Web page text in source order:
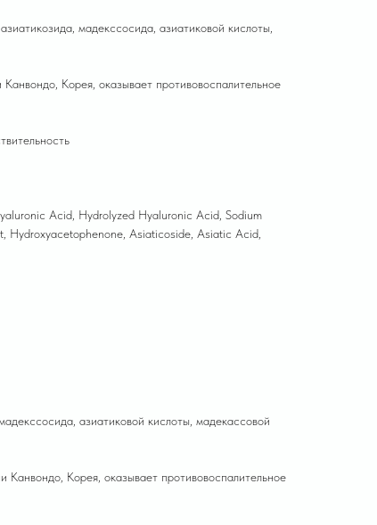
мадекссосида, азиатиковой кислоты,
Корея, оказывает противовоспалительное
Acid, Hydrolyzed Hyaluronic Acid, Sodium
Hydroxyacetophenone, Asiaticoside, Asiatic Acid,
азиатиковой кислоты, мадекассовой
Корея, оказывает противовоспалительное